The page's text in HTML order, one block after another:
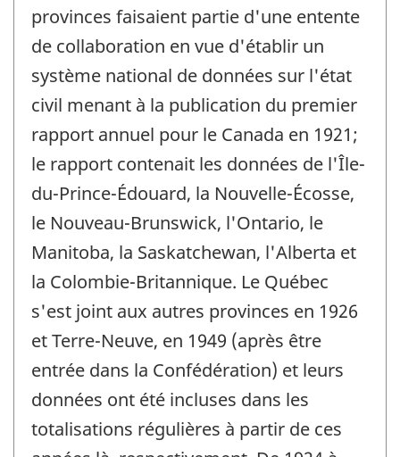
provinces faisaient partie d'une entente
de collaboration en vue d'établir un
système national de données sur l'état
civil menant à la publication du premier
rapport annuel pour le Canada en 1921;
le rapport contenait les données de l'Île-
du-Prince-Édouard, la Nouvelle-Écosse,
le Nouveau-Brunswick, l'Ontario, le
Manitoba, la Saskatchewan, l'Alberta et
la Colombie-Britannique. Le Québec
s'est joint aux autres provinces en 1926
et Terre-Neuve, en 1949 (après être
entrée dans la Confédération) et leurs
données ont été incluses dans les
totalisations régulières à partir de ces